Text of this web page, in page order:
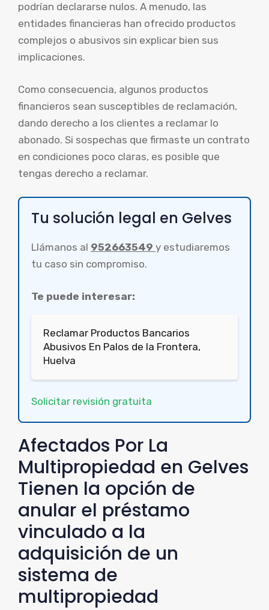
podrían declararse nulos. A menudo, las
entidades financieras han ofrecido productos
complejos o abusivos sin explicar bien sus
implicaciones.
Como consecuencia, algunos productos
financieros sean susceptibles de reclamación,
dando derecho a los clientes a reclamar lo
abonado. Si sospechas que firmaste un contrato
en condiciones poco claras, es posible que
tengas derecho a reclamar.
Tu solución legal en Gelves
Llámanos al 952663549 y estudiaremos
tu caso sin compromiso.
Te puede interesar:
Reclamar Productos Bancarios
Abusivos En Palos de la Frontera,
Huelva
Solicitar revisión gratuita
Afectados Por La
Multipropiedad en Gelves
Tienen la opción de
anular el préstamo
vinculado a la
adquisición de un
sistema de
multipropiedad